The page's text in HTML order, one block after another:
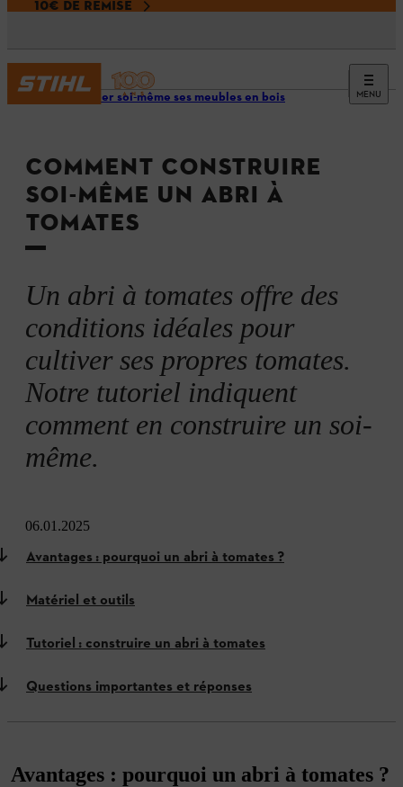
10€ DE REMISE
MENU
Fabriquer soi-même ses meubles en bois
COMMENT CONSTRUIRE
SOI-MÊME UN ABRI À
TOMATES
Un abri à tomates offre des
conditions idéales pour
cultiver ses propres tomates.
Notre tutoriel indiquent
comment en construire un soi-
même.
06.01.2025
Avantages : pourquoi un abri à tomates ?
Matériel et outils
Tutoriel : construire un abri à tomates
Questions importantes et réponses
Avantages : pourquoi un abri à tomates ?